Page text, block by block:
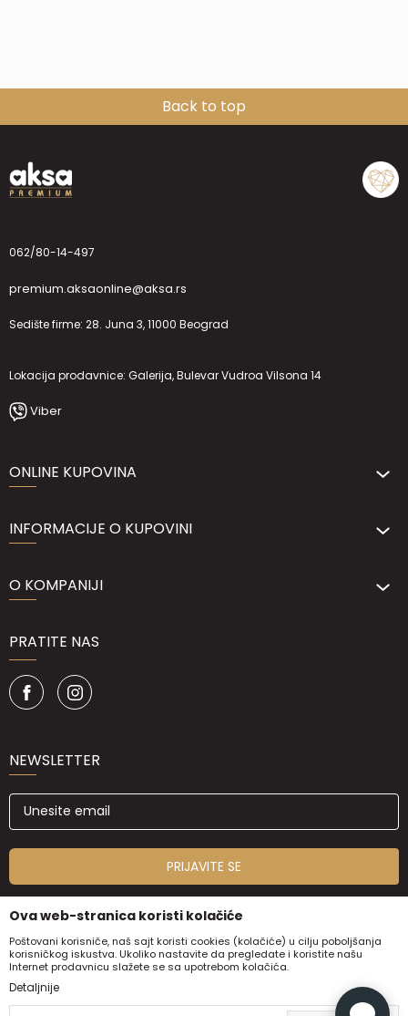
Back to top
062/80-14-497
premium.aksaonline@aksa.rs
Sedište firme: 28. Juna 3, 11000 Beograd
Lokacija prodavnice: Galerija, Bulevar Vudroa Vilsona 14
Viber
ONLINE KUPOVINA
INFORMACIJE O KUPOVINI
O KOMPANIJI
PRATITE NAS
NEWSLETTER
PRIJAVITE SE
Ova web-stranica koristi kolačiće
Poštovani korisniče, naš sajt koristi cookies (kolačiće) u cilju poboljšanja
korisničkog iskustva. Ukoliko nastavite da pregledate i koristite našu
Internet prodavnicu slažete se sa upotrebom kolačića.
Detaljnije